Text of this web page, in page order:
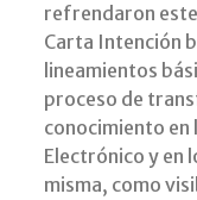
refrendaron
Carta Intención
lineamientos
proceso de
conocimiento en
Electrónico y en
misma, como